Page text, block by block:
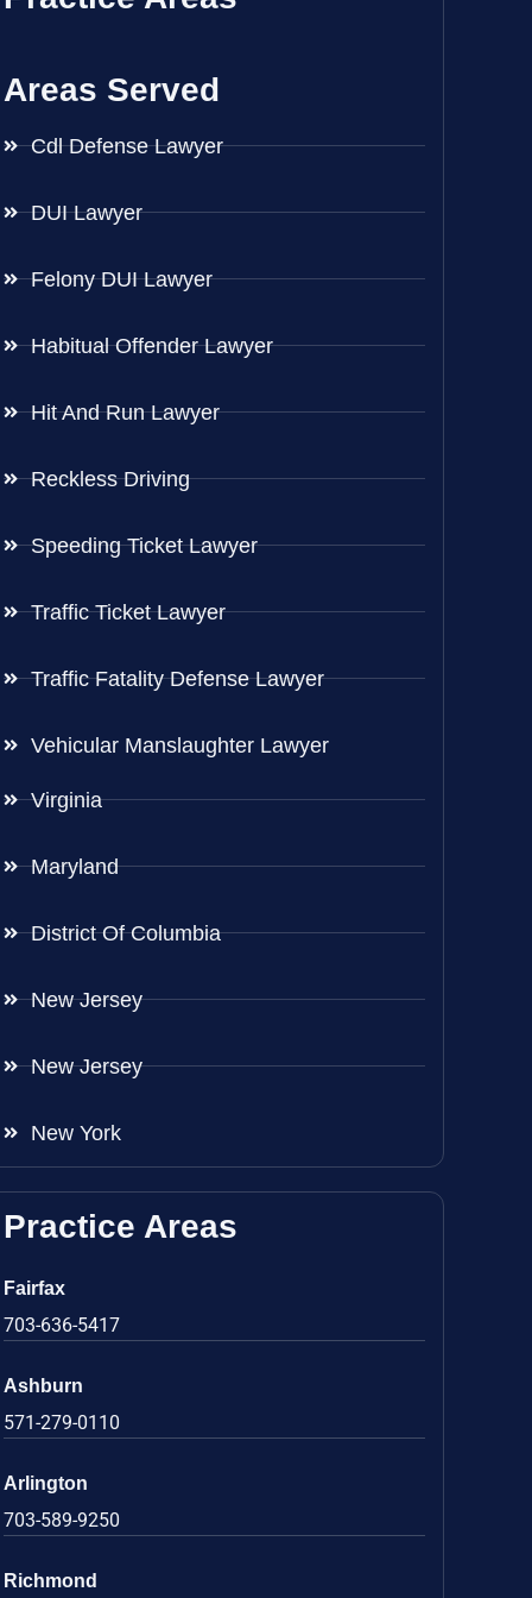
Areas Served
Cdl Defense Lawyer
DUI Lawyer
Felony DUI Lawyer
Habitual Offender Lawyer
Hit And Run Lawyer
Reckless Driving
Speeding Ticket Lawyer
Traffic Ticket Lawyer
Traffic Fatality Defense Lawyer
Vehicular Manslaughter Lawyer
Virginia
Maryland
District Of Columbia
New Jersey
New Jersey
New York
Practice Areas
Fairfax
703-636-5417
Ashburn
571-279-0110
Arlington
703-589-9250
Richmond